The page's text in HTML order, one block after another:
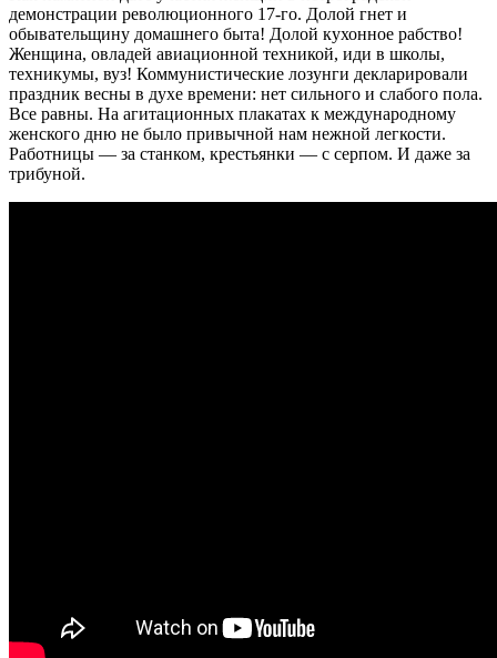
демонстрации революционного 17-го. Долой гнет и
обывательщину домашнего быта! Долой кухонное рабство!
Женщина, овладей авиационной техникой, иди в школы,
техникумы, вуз! Коммунистические лозунги декларировали
праздник весны в духе времени: нет сильного и слабого пола.
Все равны. На агитационных плакатах к международному
женского дню не было привычной нам нежной легкости.
Работницы — за станком, крестьянки — с серпом. И даже за
трибуной.